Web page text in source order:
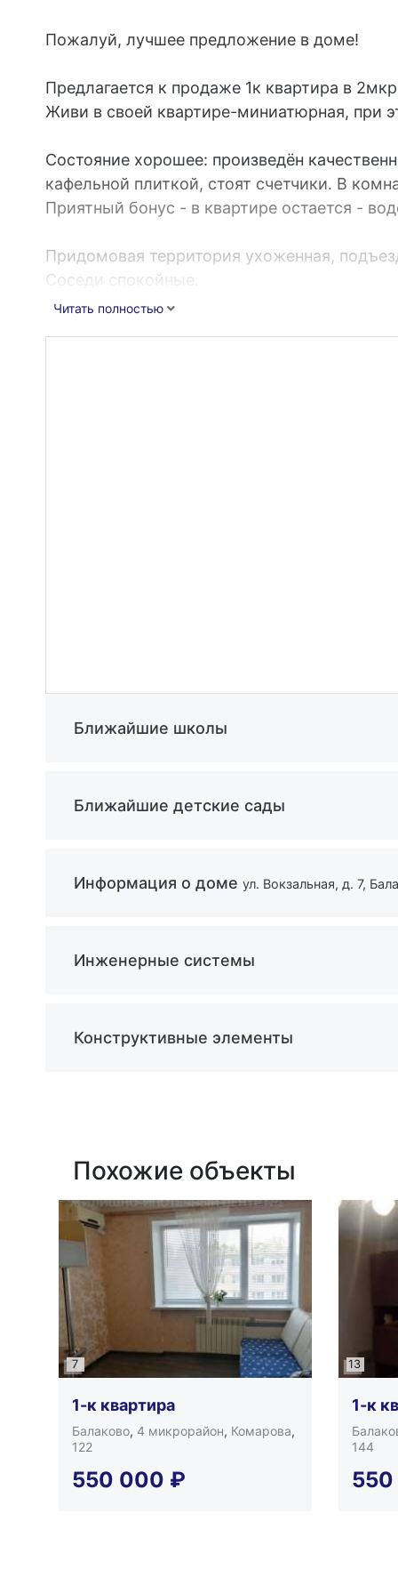
Пожалуй, лучшее предложение в доме!
Предлагается к продаже 1к квартира в
Живи в своей квартире-миниатюрная, при
Состояние хорошее: произведён
кафельной плиткой, стоят счетчики. В
Приятный бонус - в квартире остается -
Придомовая территория ухоженная,
Соседи спокойные.
Ответственная управляющая компания,
Читать полностью
Ближайшие школы
Ближайшие детские сады
Информация о доме ул. Вокзальная, д. 7,
Инженерные системы
Конструктивные элементы
Похожие объекты
7
1-к квартира
Балаково, 4 микрорайон, Комарова,
122
550 000 ₽
13
1-к
144